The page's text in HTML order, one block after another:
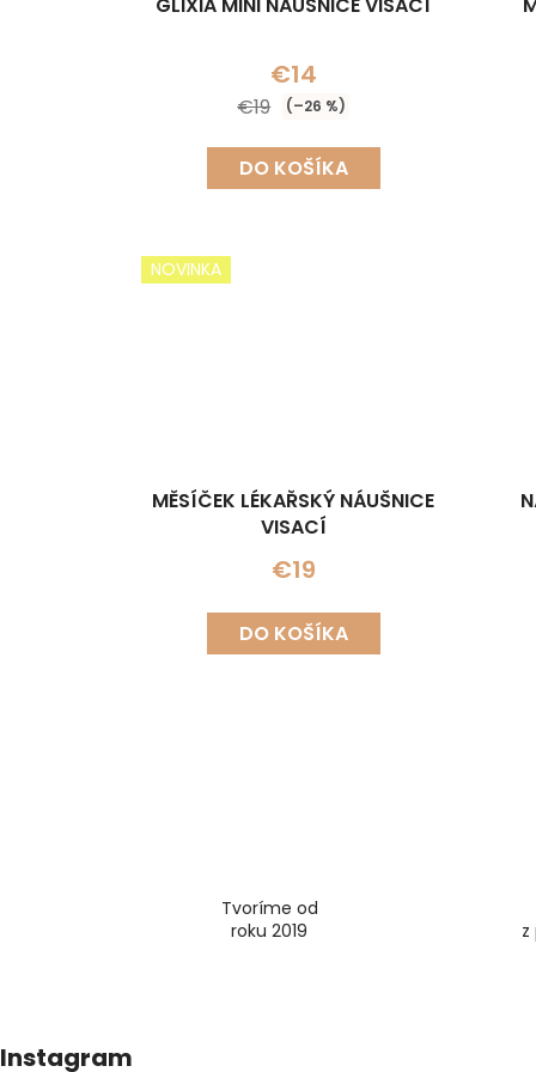
GLIXIA MINI NÁUŠNICE VISACÍ
€14
€19 (–26 %)
DO KOŠÍKA
NOVINKA
MĚSÍČEK LÉKAŘSKÝ NÁUŠNICE
VISACÍ
€19
DO KOŠÍKA
Tvoríme od
roku 2019
Instagram
Z